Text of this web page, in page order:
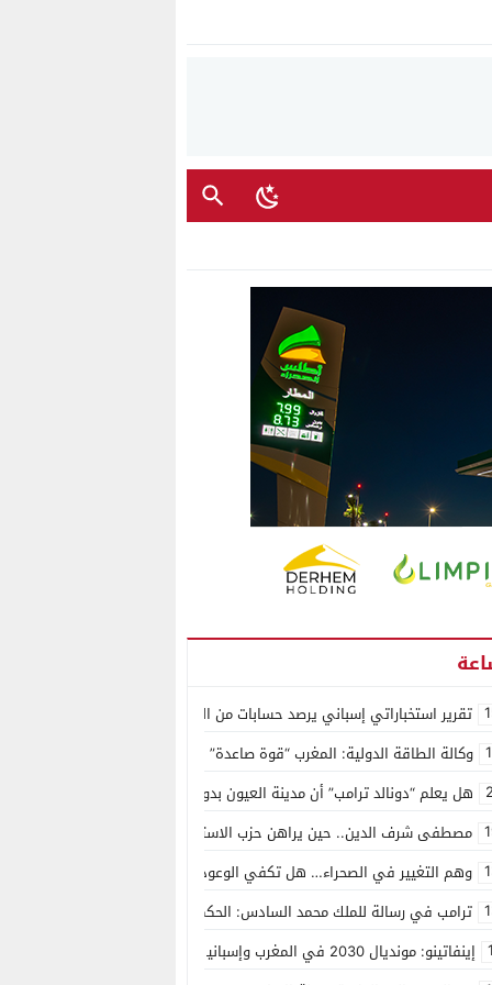
تقرير استخباراتي إسباني يرصد حسابات من الجزائر وأرقاما بـ”213+” ضمن حملة رقمية منظمة حرّضت على اقتحام سبتة
وكالة الطاقة الدولية: المغرب “قوة صاعدة” في سوق المعادن الاستراتيجية
هل يعلم “دونالد ترامب” أن مدينة العيون بدون ماء؟
مصطفى شرف الدين.. حين يراهن حزب الاستقلال على الكفاءة ويمنح الشباب
وهم التغيير في الصحراء… هل تكفي الوعود الفارغة لصناعة الواقع؟
ترامب في رسالة للملك محمد السادس: الحكم الذاتي هو الأساس الوحيد لحل
إينفاتينو: مونديال 2030 في المغرب وإسبانيا والبرتغال سيكون “الأجمل في التاريخ”